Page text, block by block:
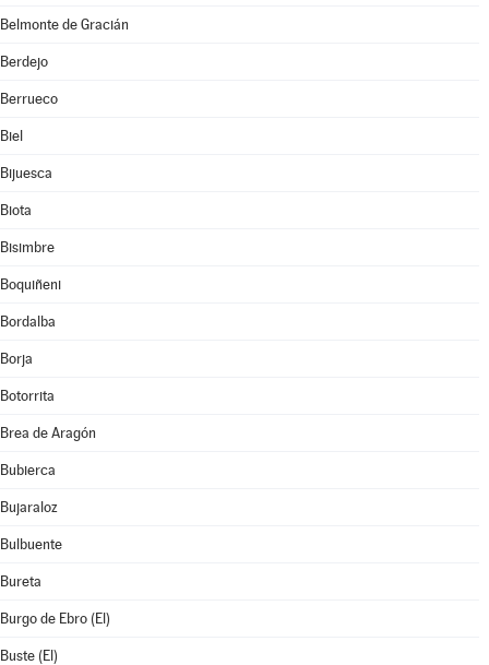
Belmonte de Gracián
Berdejo
Berrueco
Biel
Bijuesca
Biota
Bisimbre
Boquiñeni
Bordalba
Borja
Botorrita
Brea de Aragón
Bubierca
Bujaraloz
Bulbuente
Bureta
Burgo de Ebro (El)
Buste (El)